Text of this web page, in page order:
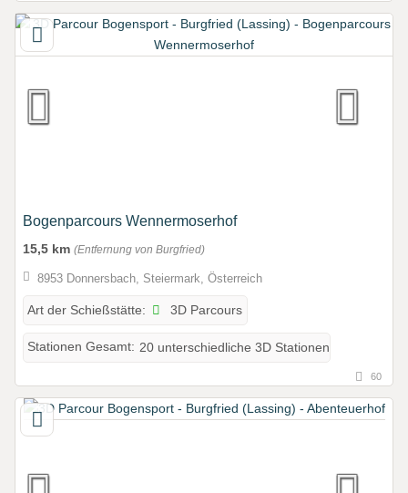
Bogenparcours Wennermoserhof
15,5 km (Entfernung von Burgfried)
8953 Donnersbach, Steiermark, Österreich
Art der Schießstätte: 3D Parcours
Stationen Gesamt: 20 unterschiedliche 3D Stationen
60